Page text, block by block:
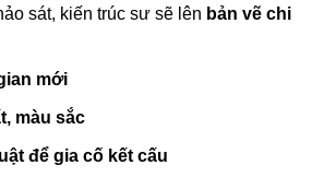
sát, kiến trúc sư sẽ lên bản vẽ chi
mới
màu sắc
để gia cố kết cấu